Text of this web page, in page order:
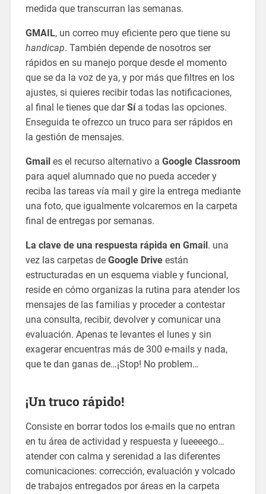
medida que transcurran las semanas.
GMAIL, un correo muy eficiente pero que tiene su
handicap. También depende de nosotros ser
rápidos en su manejo porque desde el momento
que se da la voz de ya, y por más que filtres en los
ajustes, si quieres recibir todas las notificaciones,
al final le tienes que darSí a todas las opciones.
Enseguida te ofrezco un truco para ser rápidos en
la gestión de mensajes.
Gmail es el recurso alternativo a Google Classroom
para aquel alumnado que no pueda acceder y
reciba las tareas vía mail y gire la entrega mediante
una foto, que igualmente volcaremos en la carpeta
final de entregas por semanas.
La clave de una respuesta rápida en Gmail. una
vez las carpetas de Google Driveestán
estructuradas en un esquema viable y funcional,
reside en cómo organizas la rutina para atender los
mensajes de las familias y proceder a contestar
una consulta, recibir, devolver y comunicar una
evaluación. Apenas te levantes el lunes y sin
exagerar encuentras más de 300 e-mails y nada,
que te dan ganas de…¡Stop! No problem…
¡Un truco rápido!
Consiste en borrar todos los e-mails que no entran
en tu área de actividad y respuesta y lueeeego…
atender con calma y serenidad a las diferentes
comunicaciones: corrección, evaluación y volcado
de trabajos entregados por áreas en la carpeta